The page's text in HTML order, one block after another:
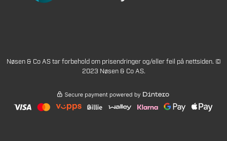
Nøsen & Co AS tar forbehold om prisendringer og/eller feil på nettsiden. ©
2023 Nøsen & Co AS.